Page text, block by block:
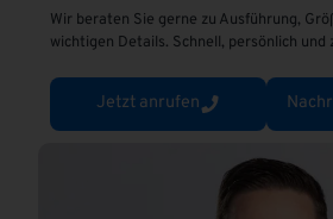
Wir beraten Sie gerne zu Ausführung,
wichtigen Details. Schnell, persönlich und
Jetzt anrufen